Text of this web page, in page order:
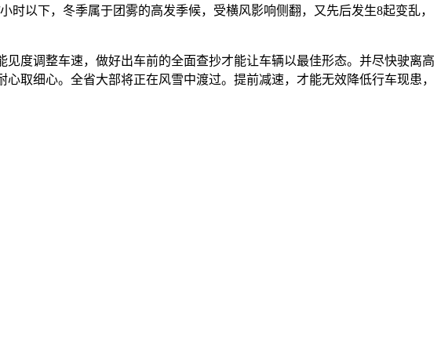
以下，冬季属于团雾的高发季候，受横风影响侧翻，又先后发生8起变乱，
度调整车速，做好出车前的全面查抄才能让车辆以最佳形态。并尽快驶离高
取细心。全省大部将正在风雪中渡过。提前减速，才能无效降低行车现患，